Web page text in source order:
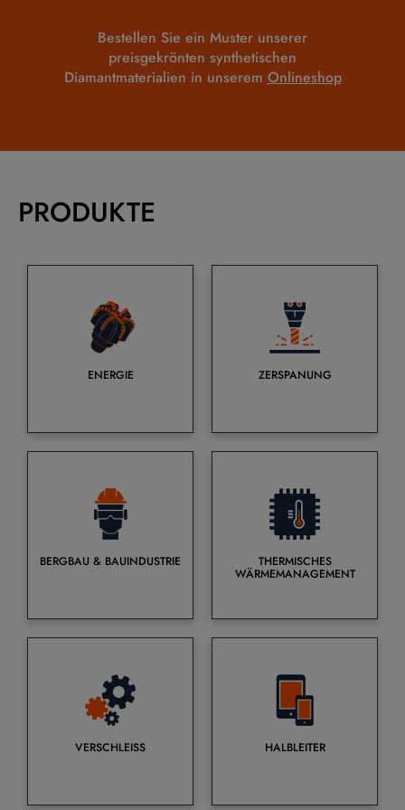
Bestellen Sie ein Muster unserer
preisgekrönten synthetischen
Diamantmaterialien in unserem Onlineshop
PRODUKTE
ENERGIE ZERSPANUNG
BERGBAU & BAUINDUSTRIE THERMISCHES
WÄRMEMANAGEMENT
VERSCHLEISS HALBLEITER